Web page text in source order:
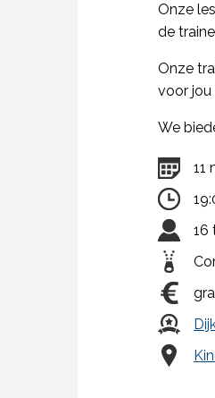
Onze
de
Onze
voor jou
We
11
16